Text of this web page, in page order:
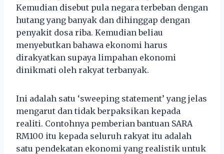
Kemudian disebut pula negara terbeban dengan
hutang yang banyak dan dihinggap dengan
penyakit dosa riba. Kemudian beliau
menyebutkan bahawa ekonomi harus
dirakyatkan supaya limpahan ekonomi
dinikmati oleh rakyat terbanyak.
Ini adalah satu ‘sweeping statement’ yang jelas
mengarut dan tidak berpaksikan kepada
realiti. Contohnya pemberian bantuan SARA
RM100 itu kepada seluruh rakyat itu adalah
satu pendekatan ekonomi yang realistik untuk